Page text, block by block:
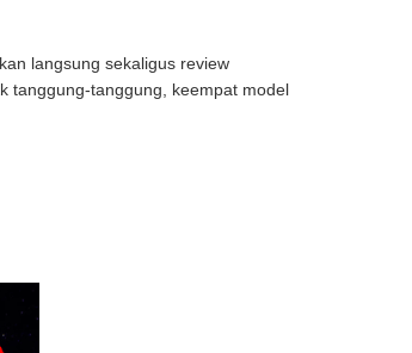
langsung sekaligus review
tanggung-tanggung, keempat model